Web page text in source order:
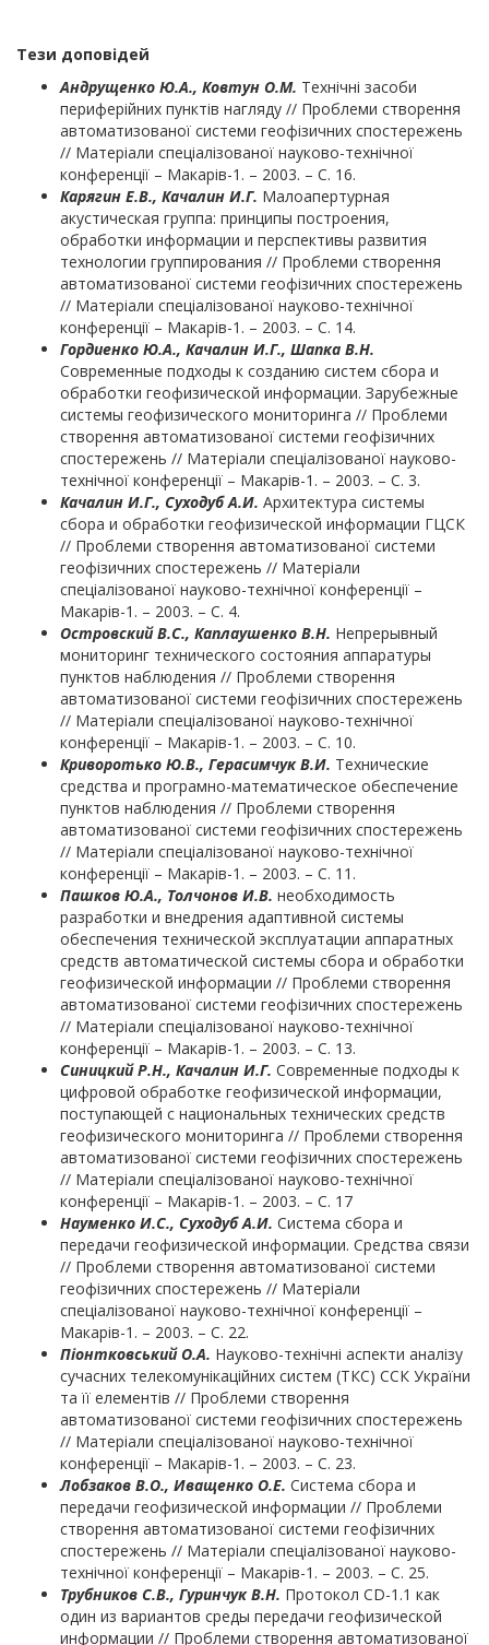
Тези доповідей
Андрущенко Ю.А., Ковтун О.М. Технічні засоби
периферійних пунктів нагляду // Проблеми створення
автоматизованої системи геофізичних спостережень
// Матеріали спеціалізованої науково-технічної
конференції – Макарів-1. – 2003. – С. 16.
Карягин Е.В., Качалин И.Г. Малоапертурная
акустическая группа: принципы построения,
обработки информации и перспективы развития
технологии группирования // Проблеми створення
автоматизованої системи геофізичних спостережень
// Матеріали спеціалізованої науково-технічної
конференції – Макарів-1. – 2003. – С. 14.
Гордиенко Ю.А., Качалин И.Г., Шапка В.Н.
Современные подходы к созданию систем сбора и
обработки геофизической информации. Зарубежные
системы геофизического мониторинга // Проблеми
створення автоматизованої системи геофізичних
спостережень // Матеріали спеціалізованої науково-
технічної конференції – Макарів-1. – 2003. – С. 3.
Качалин И.Г., Суходуб А.И. Архитектура системы
сбора и обработки геофизической информации ГЦСК
// Проблеми створення автоматизованої системи
геофізичних спостережень // Матеріали
спеціалізованої науково-технічної конференції –
Макарів-1. – 2003. – С. 4.
Островский В.С., Каплаушенко В.Н. Непрерывный
мониторинг технического состояния аппаратуры
пунктов наблюдения // Проблеми створення
автоматизованої системи геофізичних спостережень
// Матеріали спеціалізованої науково-технічної
конференції – Макарів-1. – 2003. – С. 10.
Криворотько Ю.В., Герасимчук В.И. Технические
средства и програмно-математическое обеспечение
пунктов наблюдения // Проблеми створення
автоматизованої системи геофізичних спостережень
// Матеріали спеціалізованої науково-технічної
конференції – Макарів-1. – 2003. – С. 11.
Пашков Ю.А., Толчонов И.В. необходимость
разработки и внедрения адаптивной системы
обеспечения технической эксплуатации аппаратных
средств автоматической системы сбора и обработки
геофизической информации // Проблеми створення
автоматизованої системи геофізичних спостережень
// Матеріали спеціалізованої науково-технічної
конференції – Макарів-1. – 2003. – С. 13.
Синицкий Р.Н., Качалин И.Г. Современные подходы к
цифровой обработке геофизической информации,
поступающей с национальных технических средств
геофизического мониторинга // Проблеми створення
автоматизованої системи геофізичних спостережень
// Матеріали спеціалізованої науково-технічної
конференції – Макарів-1. – 2003. – С. 17
Науменко И.С., Суходуб А.И. Система сбора и
передачи геофизической информации. Средства связи
// Проблеми створення автоматизованої системи
геофізичних спостережень // Матеріали
спеціалізованої науково-технічної конференції –
Макарів-1. – 2003. – С. 22.
Піонтковський О.А. Науково-технічні аспекти аналізу
сучасних телекомунікаційних систем (ТКС) ССК України
та її елементів // Проблеми створення
автоматизованої системи геофізичних спостережень
// Матеріали спеціалізованої науково-технічної
конференції – Макарів-1. – 2003. – С. 23.
Лобзаков В.О., Иващенко О.Е. Система сбора и
передачи геофизической информации // Проблеми
створення автоматизованої системи геофізичних
спостережень // Матеріали спеціалізованої науково-
технічної конференції – Макарів-1. – 2003. – С. 25.
Трубников С.В., Гуринчук В.Н. Протокол CD-1.1 как
один из вариантов среды передачи геофизической
информации // Проблеми створення автоматизованої